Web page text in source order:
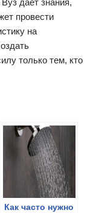
дает знания,
провести
на
только тем, кто
Как часто нужно